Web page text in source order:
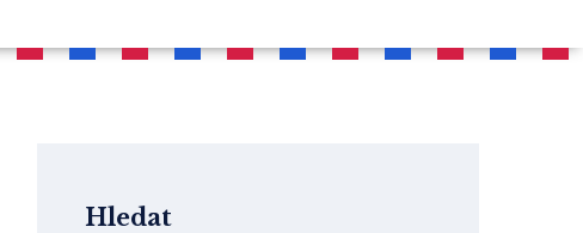
Hledat